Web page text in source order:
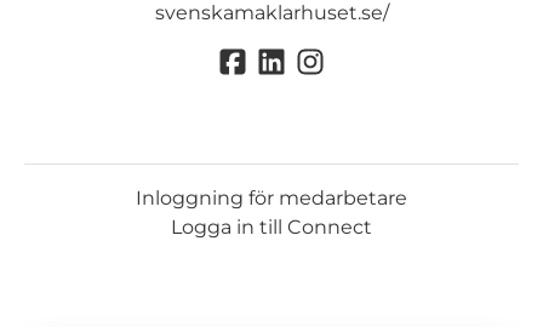
svenskamaklarhuset.se/
Inloggning för medarbetare
Logga in till Connect